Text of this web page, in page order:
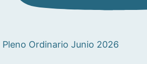
Pleno Ordinario Junio 2026